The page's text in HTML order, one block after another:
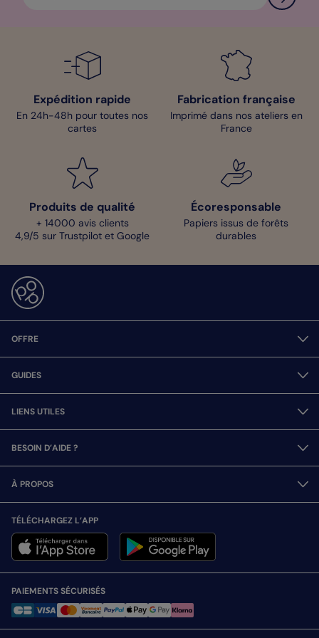
Expédition rapide
En 24h-48h pour toutes nos
cartes
Fabrication française
Imprimé dans nos ateliers en
France
Produits de qualité
+ 14000 avis clients
4,9/5 sur Trustpilot et Google
Écoresponsable
Papiers issus de forêts
durables
OFFRE
GUIDES
LIENS UTILES
BESOIN D’AIDE ?
À PROPOS
TÉLÉCHARGEZ L’APP
PAIEMENTS SÉCURISÉS